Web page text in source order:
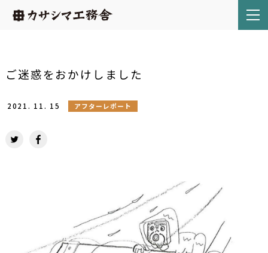
ご迷惑をおかけしました
2021. 11. 15 アフターレポート